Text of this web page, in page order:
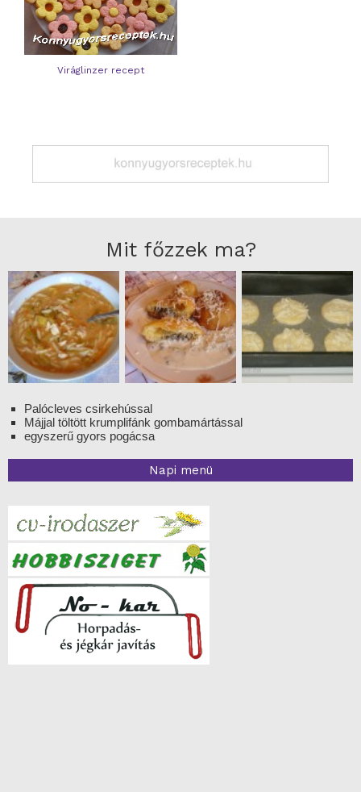
Viráglinzer recept
Mit főzzek ma?
Palócleves csirkehússal
Májjal töltött krumplifánk gombamártással
egyszerű gyors pogácsa
Napi menü